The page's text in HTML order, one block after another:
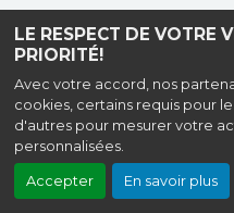
LE RESPECT DE VOTRE
PRIORITÉ!
Avec votre accord, nos
cookies, certains requis pour
d'autres pour mesurer votre
personnalisées.
Accepter En savoir plus